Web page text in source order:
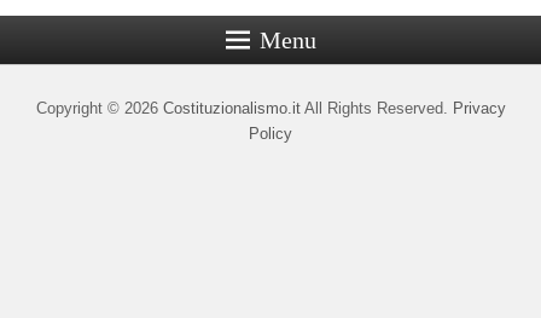
Menu
Copyright © 2026 Costituzionalismo.itAll Rights Reserved. Privacy
Policy